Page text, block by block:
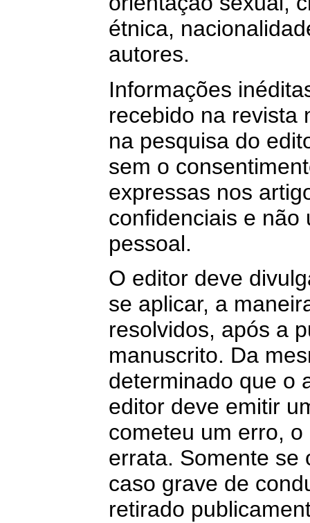
étnica,
autores.
Informações
recebido na revista
na pesquisa do
sem o
expressas nos
confidenciais e não
pessoal.
O editor deve
se aplicar, a
resolvidos, após a
manuscrito. Da
determinado que o
editor deve emitir
cometeu um erro,
errata. Somente se
caso grave de
retirado